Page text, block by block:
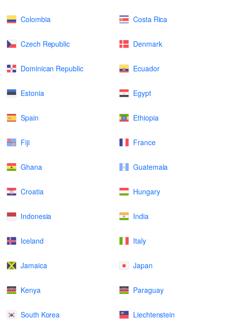
Colombia Costa Rica
Czech Republic Denmark
Dominican Republic Ecuador
Estonia Egypt
Spain Ethiopia
Fiji France
Ghana Guatemala
Croatia Hungary
Indonesia India
Iceland Italy
Jamaica Japan
Kenya Paraguay
South Korea Liechtenstein